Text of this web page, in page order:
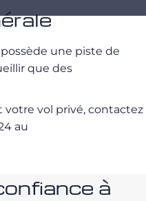
possède une piste de
que des
votre vol privé, contactez
au
à